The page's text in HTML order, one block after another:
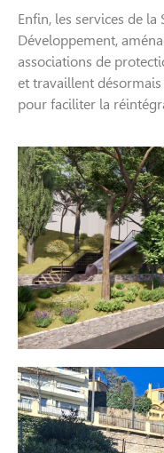
Enfin, les services de la
Développement,
associations de
et travaillent
pour faciliter la